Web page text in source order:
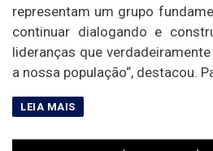
representam um grupo
continuar dialogando e
lideranças que
a nossa população“, destacou.